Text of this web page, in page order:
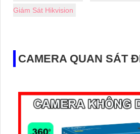
Giám Sát Hikvision
CAMERA QUAN SÁT